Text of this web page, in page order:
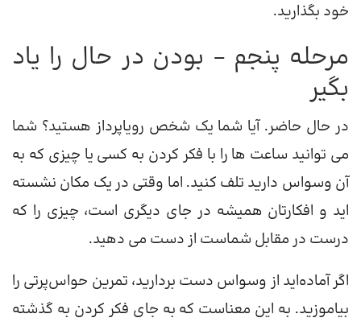
خود بگذارید.
مرحله پنجم – بودن در حال را یاد
بگیر
در حال حاضر. آیا شما یک شخص رویاپرداز هستید؟ شما
می توانید ساعت ها را با فکر کردن به کسی یا چیزی که به
آن وسواس دارید تلف کنید. اما وقتی در یک مکان نشسته
اید و افکارتان همیشه در جای دیگری است، چیزی را که
درست در مقابل شماست از دست می دهید.
اگر آماده‌اید از وسواس دست بردارید، تمرین حواس‌پرتی را
بیاموزید. به این معناست که به جای فکر کردن به گذشته